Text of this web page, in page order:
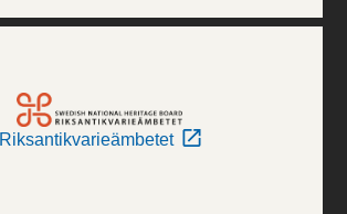
Riksantikvarieämbetet